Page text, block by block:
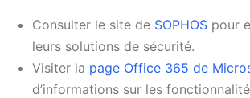
Consulter le site de SOPHOS pour
leurs solutions de sécurité.
Visiter la page Office 365 de
d’informations sur les